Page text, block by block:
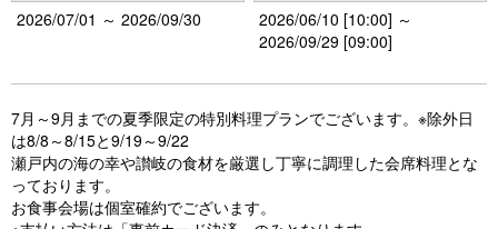
2026/07/01 ～ 2026/09/30
2026/06/10 [10:00] ～
2026/09/29 [09:00]
7月～9月までの夏季限定の特別料理プランでございます。※除外日
は8/8～8/15と9/19～9/22
瀬戸内の海の幸や讃岐の食材を厳選し丁寧に調理した会席料理とな
っております。
お食事会場は個室確約でございます。